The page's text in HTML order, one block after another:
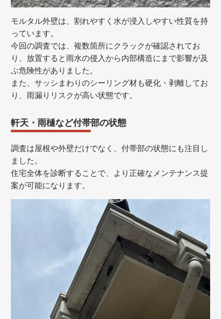
モルタル外壁は、割れやすく水が浸入しやすい性質を持
っています。
今回の調査では、複数箇所にクラックが確認されてお
り、放置すると雨水の侵入から内部構造にまで影響が及
ぶ危険性がありました。
また、サッシまわりのシーリング材も硬化・剥離してお
り、雨漏りリスクが高い状態です。
軒天・雨樋など付帯部の状態
調査は屋根や外壁だけでなく、付帯部の状態にも注目し
ました。
住宅全体を診断することで、より正確なメンテナンス提
案が可能になります。